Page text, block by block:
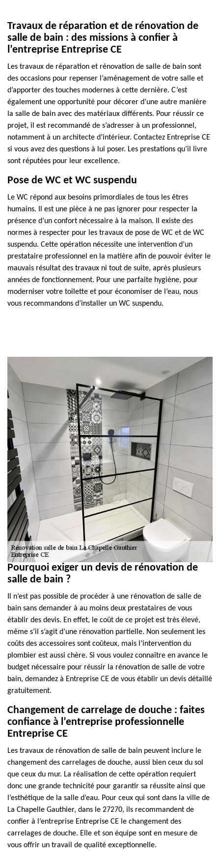
Travaux de réparation et de rénovation de
salle de bain : des missions à confier à
l’entreprise Entreprise CE
Les travaux de réparation et rénovation de salle de bain sont
des occasions pour repenser l’aménagement de votre salle et
d’apporter des touches modernes à cette dernière. C’est
également une opportunité pour décorer d’une autre manière
la salle de bain avec des matériaux différents. Pour réussir ce
projet, il est recommandé de s’adresser à un professionnel,
notamment à un architecte d’intérieur. Contactez Entreprise CE
si vous avez des questions à lui poser. Les prestations qu’il livre
sont réputées pour leur excellence.
Pose de WC et WC suspendu
Le WC répond aux besoins primordiales de tous les êtres
humains. Il est une pièce à ne pas ignorer pour respecter la
présence d’un confort nécessaire à la maison. Il existe des
normes à respecter pour les travaux de pose de WC et de WC
suspendu. Cette opération nécessite une intervention d’un
prestataire professionnel en la matière afin de pouvoir éviter le
mauvais résultat des travaux ni tout de suite, après plusieurs
années de fonctionnement. Pour une parfaite hygiène, pour
moderniser votre toilette et pour économiser de l’eau, nous
vous recommandons d’installer un WC suspendu.
Pourquoi exiger un devis de rénovation de
salle de bain ?
Il n’est pas possible de procéder à une rénovation de salle de
bain sans demander à au moins deux prestataires de vous
établir des devis. En effet, le coût de ce projet est très élevé,
même s’il s’agit d’une rénovation partielle. Non seulement les
coûts des accessoires sont coûteux, mais l’intervention du
plombier est aussi chère. Si vous voulez connaître en avance le
budget nécessaire pour réussir la rénovation de salle de votre
bain, demandez à Entreprise CE de vous établir un devis détaillé
gratuitement.
Changement de carrelage de douche : faites
confiance à l’entreprise professionnelle
Entreprise CE
Les travaux de rénovation de salle de bain peuvent inclure le
changement des carrelages de douche, aussi bien ceux du sol
que ceux du mur. La réalisation de cette opération requiert
donc une grande technicité pour garantir sa réussite ainsi que
l’esthétique de la salle d’eau. Pour ceux qui sont dans la ville de
La Chapelle Gauthier, dans le 27270, ils recommandent de
confier à l’entreprise Entreprise CE le changement des
carrelages de douche. Elle et son équipe sont en mesure de
vous offrir un travail de qualité exceptionnelle.